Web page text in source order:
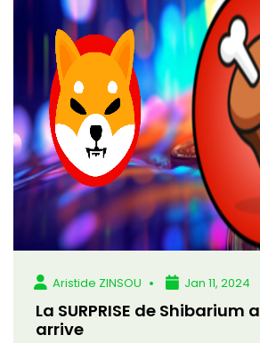
Aristide ZINSOU Jan 11, 2024
La SURPRISE de Shibarium
arrive